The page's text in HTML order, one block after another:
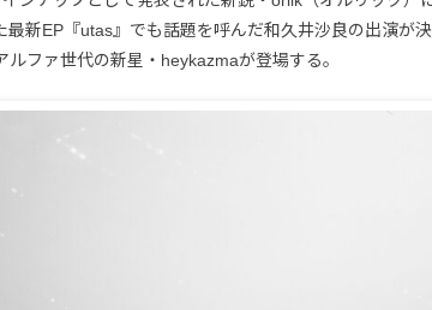
最新EP『utas』でも話題を呼んだ和久井沙良の出演が
ルファ世代の新星・heykazmaが登場する。